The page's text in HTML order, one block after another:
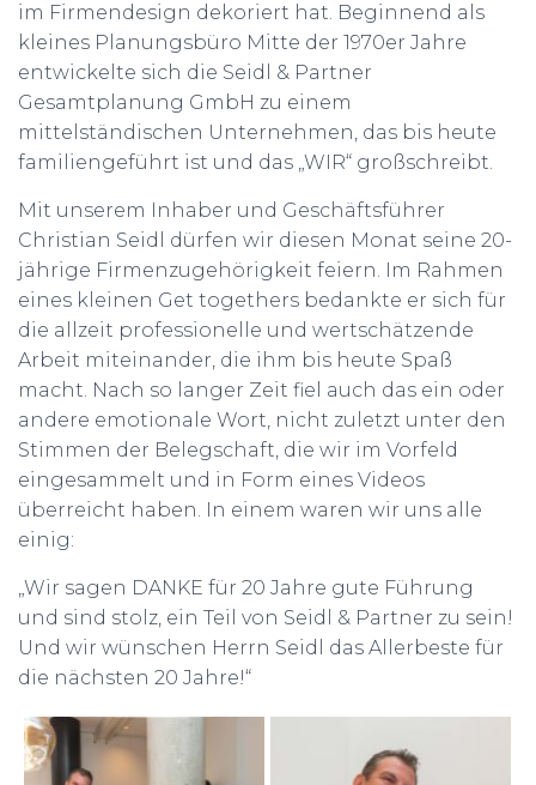
im Firmendesign dekoriert hat. Beginnend als
kleines Planungsbüro Mitte der 1970er Jahre
entwickelte sich die Seidl & Partner
Gesamtplanung GmbH zu einem
mittelständischen Unternehmen, das bis heute
familiengeführt ist und das „WIR“ großschreibt.
Mit unserem Inhaber und Geschäftsführer
Christian Seidl dürfen wir diesen Monat seine 20-
jährige Firmenzugehörigkeit feiern. Im Rahmen
eines kleinen Get togethers bedankte er sich für
die allzeit professionelle und wertschätzende
Arbeit miteinander, die ihm bis heute Spaß
macht. Nach so langer Zeit fiel auch das ein oder
andere emotionale Wort, nicht zuletzt unter den
Stimmen der Belegschaft, die wir im Vorfeld
eingesammelt und in Form eines Videos
überreicht haben. In einem waren wir uns alle
einig:
„Wir sagen DANKE für 20 Jahre gute Führung
und sind stolz, ein Teil von Seidl & Partner zu sein!
Und wir wünschen Herrn Seidl das Allerbeste für
die nächsten 20 Jahre!“